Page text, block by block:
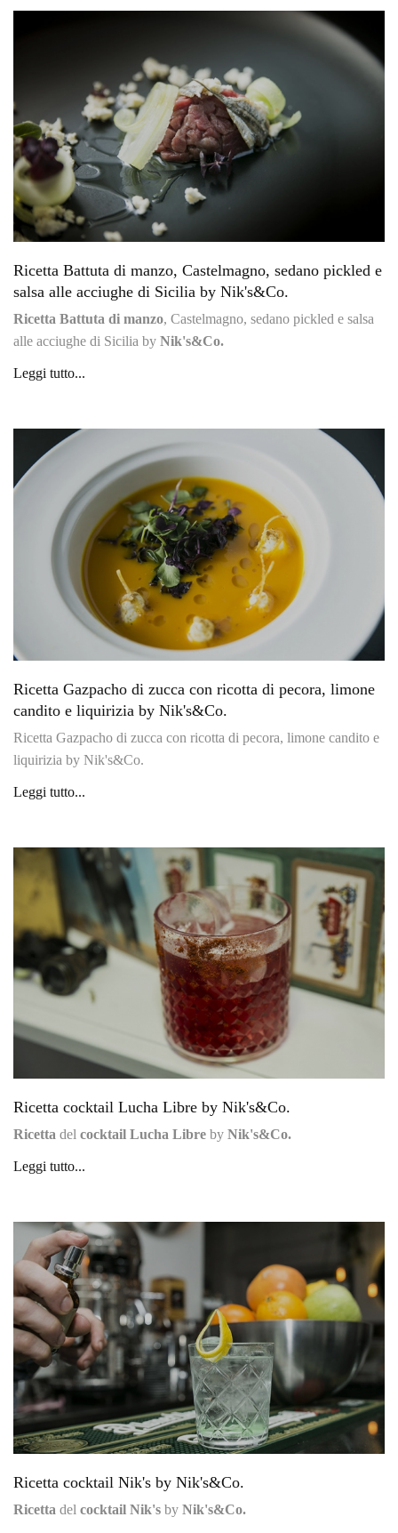
Ricetta Battuta di manzo, Castelmagno, sedano pickled e
salsa alle acciughe di Sicilia by Nik's&Co.
Ricetta Battuta di manzo, Castelmagno, sedano pickled e salsa
alle acciughe di Sicilia by Nik's&Co.
Leggi tutto...
Ricetta Gazpacho di zucca con ricotta di pecora, limone
candito e liquirizia by Nik's&Co.
Ricetta Gazpacho di zucca con ricotta di pecora, limone candito e
liquirizia by Nik's&Co.
Leggi tutto...
Ricetta cocktail Lucha Libre by Nik's&Co.
Ricetta del cocktail Lucha Libre by Nik's&Co.
Leggi tutto...
Ricetta cocktail Nik's by Nik's&Co.
Ricetta del cocktail Nik's by Nik's&Co.